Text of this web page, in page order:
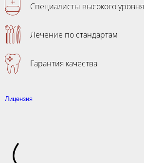
Специалисты высокого уровня
Лечение по стандартам
Гарантия качества
Лицензия